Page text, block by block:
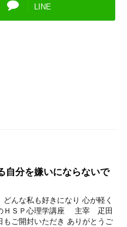
LINE
自分を嫌いにならないで
どんな私も好きになり 心が軽く
ＨＳＰ心理学講座 主宰 疋田
もご開封いただき ありがとうご